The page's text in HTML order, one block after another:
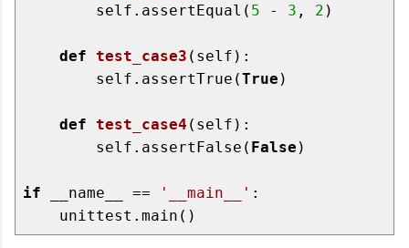
        self.assertEqual(
5 - 3 , 2 )
def test_case3 (self) :
        self.assertTrue(
True )
def test_case4 (self) :
        self.assertFalse(
False )
if __name__ == '__main__' :